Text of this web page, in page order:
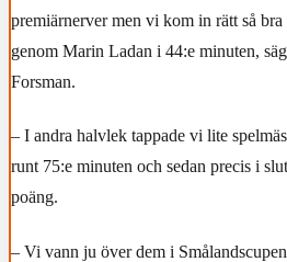
premiärnerver men vi kom in rätt så
genom Marin Ladan i 44:e minuten,
Forsman.
– I andra halvlek tappade vi lite
runt 75:e minuten och sedan precis i
poäng.
– Vi vann ju över dem i